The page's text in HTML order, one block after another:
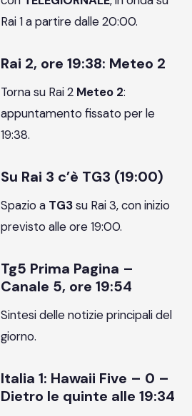
Rai 1 a partire dalle 20:00.
Rai 2, ore 19:38: Meteo 2
Torna su Rai 2 Meteo 2:
appuntamento fissato per le
19:38.
Su Rai 3 c’è TG3 (19:00)
Spazio a TG3su Rai 3, con inizio
previsto alle ore 19:00.
Tg5 Prima Pagina –
Canale 5, ore 19:54
Sintesi delle notizie principali del
giorno.
Italia 1: Hawaii Five – 0 –
Dietro le quinte alle 19:34